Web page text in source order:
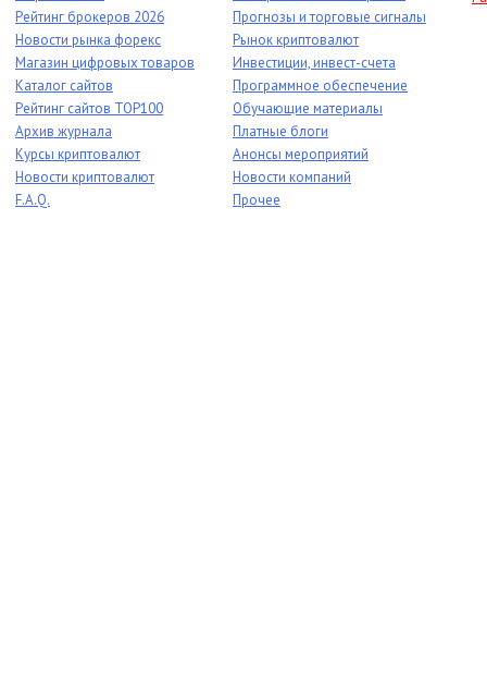
Рейтинг брокеров 2026
Новости рынка форекс
Магазин цифровых товаров
Каталог сайтов
Рейтинг сайтов TOP100
Архив журнала
Курсы криптовалют
Новости криптовалют
F.A.Q.
Прогнозы и торговые сигналы
Рынок криптовалют
Инвестиции, инвест-счета
Программное обеспечение
Обучающие материалы
Платные блоги
Анонсы мероприятий
Новости компаний
Прочее